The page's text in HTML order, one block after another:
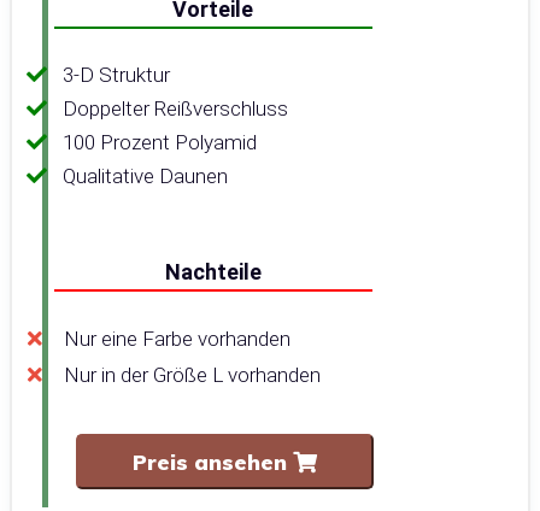
Vorteile
3-D Struktur
Doppelter Reißverschluss
100 Prozent Polyamid
Qualitative Daunen
Nachteile
Nur eine Farbe vorhanden
Nur in der Größe L vorhanden
Preis ansehen